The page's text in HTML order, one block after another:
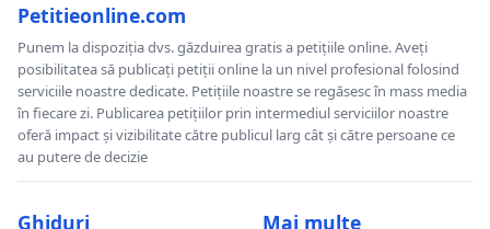
Petitieonline.com
Punem la dispoziția dvs. găzduirea gratis a petițiile online. Aveți
posibilitatea să publicați petiții online la un nivel profesional folosind
serviciile noastre dedicate. Petițiile noastre se regăsesc în mass media
în fiecare zi. Publicarea petițiilor prin intermediul serviciilor noastre
oferă impact și vizibilitate către publicul larg cât și către persoane ce
au putere de decizie
Ghiduri Mai multe